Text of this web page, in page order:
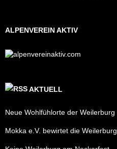
ALPENVEREIN AKTIV
AKTUELL
Neue Wohlfühlorte der Weilerburg
Mokka e.V. bewirtet die Weilerburg